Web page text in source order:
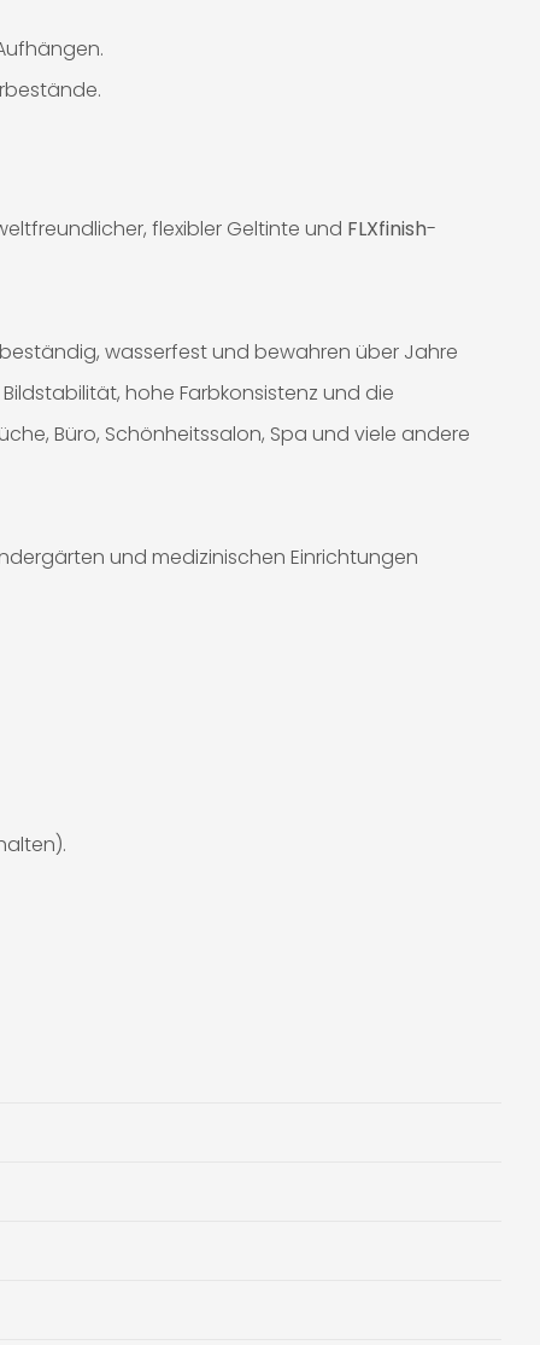
flexibler Geltinte und FLXfinish-
wasserfest und bewahren über Jahre
hohe Farbkonsistenz und die
Büro, Schönheitssalon, Spa und viele andere
und medizinischen Einrichtungen